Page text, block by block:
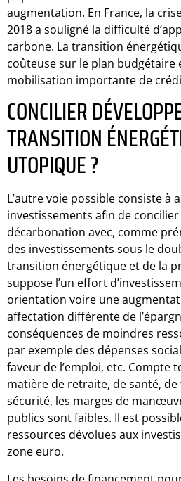
augmentation. En France, la
2018 a souligné la difficulté
carbone. La transition
coûteuse sur le plan budgétaire
mobilisation importante de
CONCILIER
TRANSITION
UTOPIQUE ?
L’autre voie possible consiste à
investissements afin de
décarbonation avec, comme
des investissements sous le
transition énergétique et de la
supposel’un effort
orientation voire une
affectation différente de
conséquences de moindres
par exemple des dépenses
faveur de l’emploi, etc. Compte
matière de retraite, de santé,
sécurité, les marges de
publics sont faibles. Il est
ressources dévolues aux
zone euro.